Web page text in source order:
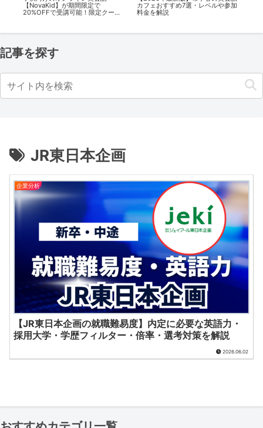
【NovaKid】が期間限定で
20%OFFで受講可能！限定クーポ
カフェおすすめ7選・レベルや参加
料金を解説
記事を探す
JR東日本企画
企業分析
【JR東日本企画の就職難易度】内定に必要な英語力・
採用大学・学歴フィルター・倍率・選考対策を解説
2026.06.02